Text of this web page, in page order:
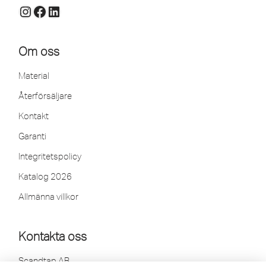
Om oss
Material
Återförsäljare
Kontakt
Garanti
Integritetspolicy
Katalog 2026
Allmänna villkor
Kontakta oss
Scandtap AB